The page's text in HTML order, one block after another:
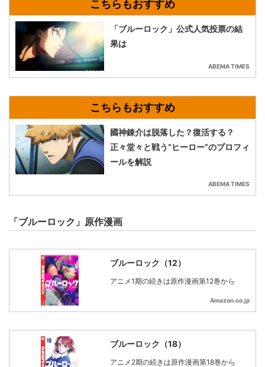
「ブルーロック」公式人気投票の結
果は
ABEMA TIMES
國神錬介は脱落した？復活する？
正々堂々と戦う“ヒーロー”のプロフィ
ールを解説
ABEMA TIMES
「ブルーロック」原作漫画
ブルーロック（12）
アニメ1期の続きは原作漫画第12巻から
Amazon.co.jp
ブルーロック（18）
アニメ2期の続きは原作漫画第18巻から